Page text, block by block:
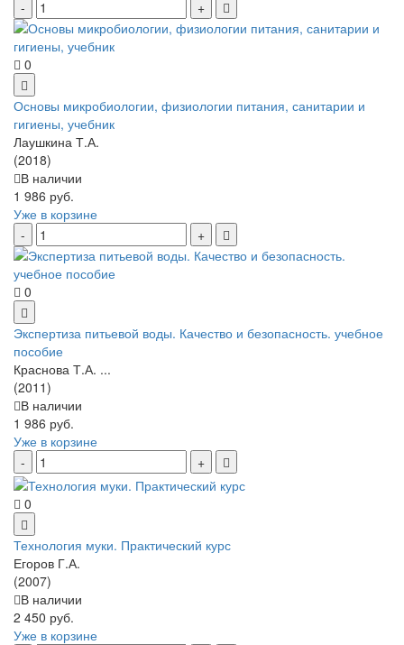
0
Основы микробиологии, физиологии питания, санитарии и
гигиены, учебник
Лаушкина Т.А.
(2018)
В наличии
1 986 руб.
Уже в корзине
0
Экспертиза питьевой воды. Качество и безопасность. учебное
пособие
Краснова Т.А. ...
(2011)
В наличии
1 986 руб.
Уже в корзине
0
Технология муки. Практический курс
Егоров Г.А.
(2007)
В наличии
2 450 руб.
Уже в корзине